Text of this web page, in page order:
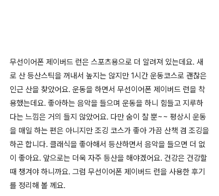
무선이어폰 제이버드 런은 스포츠용으로 더 알려져 있는데요. 새
로 산 등산스틱을 꺼내서 높지는 않지만 1시간 운동코스로 괜찮은
인근 산을 찾았어요. 운동을 하면서 무선이어폰 제이버드 런을 착
용했는데요. 좋아하는 음악을 들으며 운동을 하니 힘들고 지루하
다는 느낌은 거의 들지 않았어요. 다만 숨이 찰 뿐~~ 평상시 운동
을 매일 하는 편은 아니지만 조깅 코스가 좋아 가끔 산책 겸 조깅을
하곤 합니다. 클래식을 좋아해서 등산하면서 음악을 들으면 더 없
이 좋아요. 앞으로는 더욱 자주 등산을 해야겠어요. 건강은 건강할
때 챙겨야 하니까요. 그럼 무선이어폰 제이버드 런을 사용한 후기
를 정리해 볼 께요.